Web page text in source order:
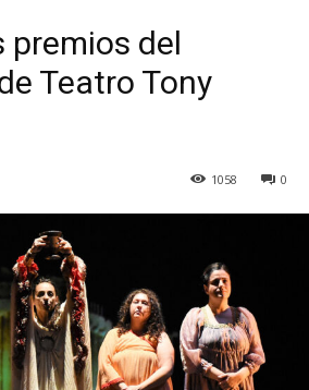
premios del
Teatro Tony
0
1058